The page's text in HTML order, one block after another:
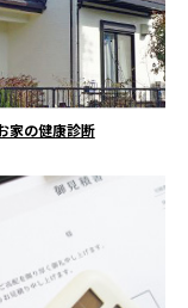
家の健康診断